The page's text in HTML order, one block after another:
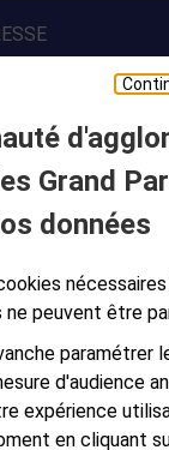
Grand
données
nécessaires
peuvent être
paramétrer
d'audience
expérience
en cliquant
de page
MENTIONS LÉGALES
Grand Parc
- CS 10922 - 78009